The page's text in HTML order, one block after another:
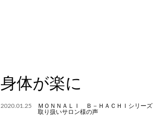
身体が楽に
2020.01.25
ＭＯＮＮＡＬＩ Ｂ－ＨＡＣＨＩシリーズ
取り扱いサロン様の声